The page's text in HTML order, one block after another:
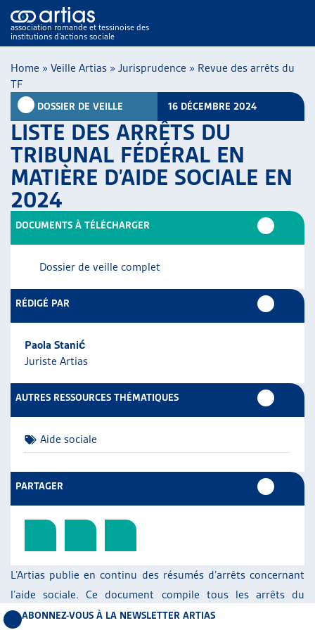
association romande et tessinoise des
institutions d’actions sociale
NOS PUBLICATIONS
ARTICLES
VEILLE
RESSOURCES
THÉMATIQUES
GUIDE SOCIAL ROMAND
AUTRES
ARTIAS
Home » Veille Artias » Jurisprudence » Revue des arrêts du
TF
DOSSIER DE VEILLE 16 DÉCEMBRE 2024
LISTE DES ARRÊTS DU
TRIBUNAL FÉDÉRAL EN
MATIÈRE D’AIDE SOCIALE EN
2024
L’Artias publie en continu des résumés d’arrêts concernant
l’aide sociale. Ce document compile tous les arrêts du
Tribunal fédéral rendus en 2024. Il contient sept arrêts,
DOCUMENTS À TÉLÉCHARGER
Dossier de veille complet
RÉDIGÉ PAR
Paola Stanić
Juriste Artias
AUTRES RESSOURCES THÉMATIQUES
Aide sociale
PARTAGER
ABONNEZ-VOUS À LA NEWSLETTER ARTIAS